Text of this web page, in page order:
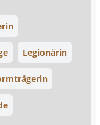
Legionärin